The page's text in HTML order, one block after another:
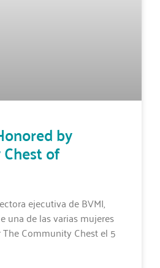
by
of
ejecutiva de BVMI,
una de las varias mujeres
Community Chest el 5